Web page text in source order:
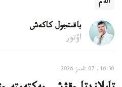
باقىتجول كاكەش
اۆتور
16:30, 07 تامىز 2026